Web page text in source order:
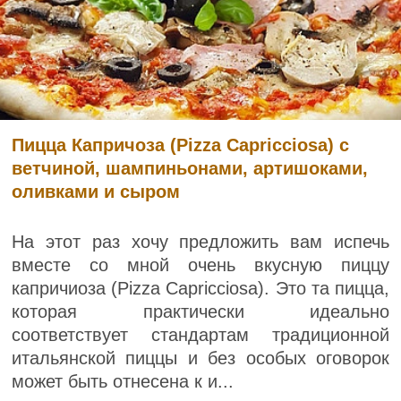
Пицца Капричоза (Pizza Capricciosa) с
ветчиной, шампиньонами, артишоками,
оливками и сыром
На этот раз хочу предложить вам испечь
вместе со мной очень вкусную пиццу
капричиоза (Pizza Capricciosa). Это та пицца,
которая практически идеально
соответствует стандартам традиционной
итальянской пиццы и без особых оговорок
может быть отнесена к и...